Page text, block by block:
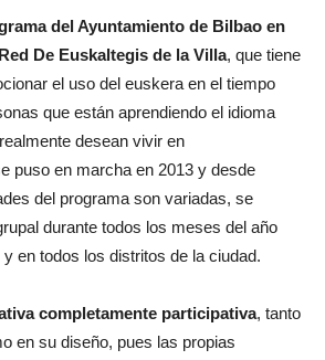
del Ayuntamiento de Bilbao en
De Euskaltegis de la Villa, que tiene
el uso del euskera en el tiempo
que están aprendiendo el idioma
desean vivir en
puso en marcha en 2013 y desde
del programa son variadas, se
durante todos los meses del año
en todos los distritos de la ciudad.
completamente participativa, tanto
en su diseño, pues las propias